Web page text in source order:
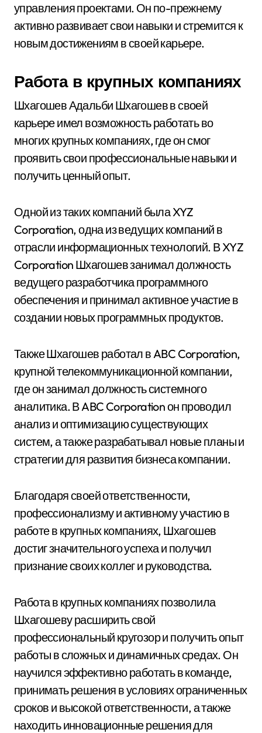
управления проектами. Он по-прежнему
активно развивает свои навыки и стремится к
новым достижениям в своей карьере.
Работа в крупных компаниях
Шхагошев Адальби Шхагошев в своей
карьере имел возможность работать во
многих крупных компаниях, где он смог
проявить свои профессиональные навыки и
получить ценный опыт.
Одной из таких компаний была XYZ
Corporation, одна из ведущих компаний в
отрасли информационных технологий. В XYZ
Corporation Шхагошев занимал должность
ведущего разработчика программного
обеспечения и принимал активное участие в
создании новых программных продуктов.
Также Шхагошев работал в ABC Corporation,
крупной телекоммуникационной компании,
где он занимал должность системного
аналитика. В ABC Corporation он проводил
анализ и оптимизацию существующих
систем, а также разрабатывал новые планы и
стратегии для развития бизнеса компании.
Благодаря своей ответственности,
профессионализму и активному участию в
работе в крупных компаниях, Шхагошев
достиг значительного успеха и получил
признание своих коллег и руководства.
Работа в крупных компаниях позволила
Шхагошеву расширить свой
профессиональный кругозор и получить опыт
работы в сложных и динамичных средах. Он
научился эффективно работать в команде,
принимать решения в условиях ограниченных
сроков и высокой ответственности, а также
находить инновационные решения для